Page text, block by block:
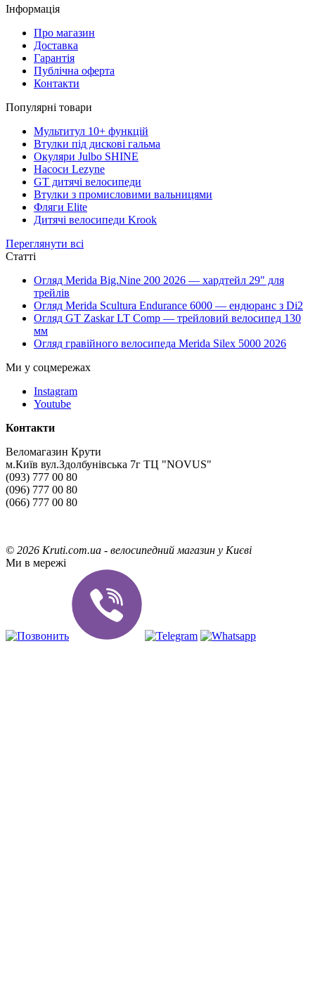
Інформація
Про магазин
Доставка
Гарантія
Публічна оферта
Контакти
Популярні товари
Мультитул 10+ функцій
Втулки під дискові гальма
Окуляри Julbo SHINE
Насоси Lezyne
GT дитячі велосипеди
Втулки з промисловими вальницями
Фляги Elite
Дитячі велосипеди Krook
Переглянути всі
Статті
Огляд Merida Big.Nine 200 2026 — хардтейл 29" для
трейлів
Огляд Merida Scultura Endurance 6000 — ендюранс з Di2
Огляд GT Zaskar LT Comp — трейловий велосипед 130
мм
Огляд гравійного велосипеда Merida Silex 5000 2026
Ми у соцмережах
Instagram
Youtube
Контакти
Веломагазин Крути
м.Київ вул.Здолбунівська 7г ТЦ "NOVUS"
(093) 777 00 80
(096) 777 00 80
(066) 777 00 80
© 2026 Kruti.com.ua - велосипедний магазин у Києві
Ми в мережі